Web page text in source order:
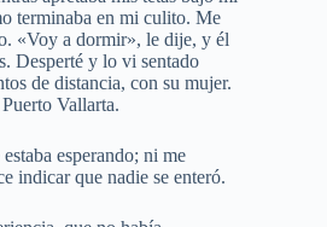
terminaba en mi culito. Me
«Voy a dormir», le dije, y él
Desperté y lo vi sentado
de distancia, con su mujer.
Vallarta.
esperando; ni me
indicar que nadie se enteró.